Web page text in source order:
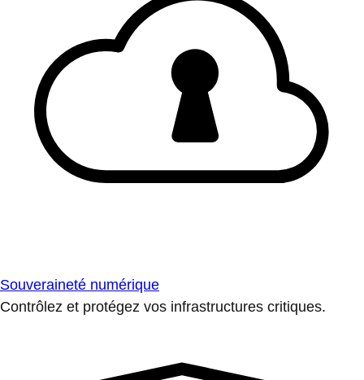
Souveraineté numérique
Contrôlez et protégez vos infrastructures critiques.